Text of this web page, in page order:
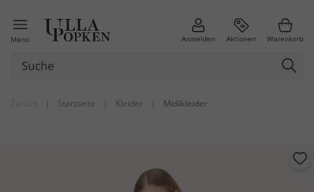
Menü Anmelden Aktionen Warenkorb
| Startseite | Kleider | Midikleider